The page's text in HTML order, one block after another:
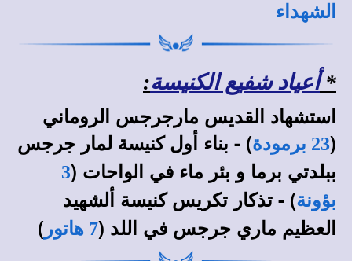
الشهداء
*أعياد شفيع الكنيسة:
استشهاد القديس مارجرجس الروماني
(23 برمودة
) - بناء أول كنيسة لمار جرجس
ببلدتي برما و بئر ماء في الواحات (3
بؤونة) - تذكار تكريس كنيسة ألشهيد
العظيم ماري جرجس في اللد (7 هاتور )